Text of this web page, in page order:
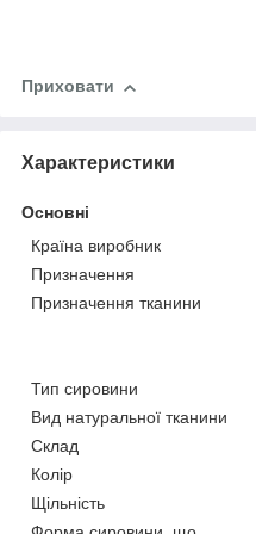
Приховати
Характеристики
Основні
Країна виробник
Призначення
Призначення тканини
Тип сировини
Вид натуральної тканини
Склад
Колір
Щільність